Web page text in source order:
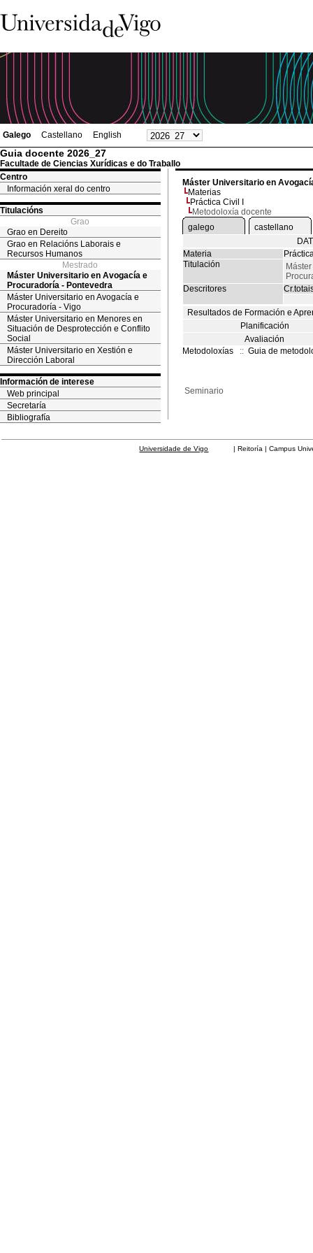
Galego Castellano English
Guia docente 2026_27
Facultade de Ciencias Xurídicas e do Traballo
Centro
Información xeral do centro
Titulacións
Grao
Grao en Dereito
Grao en Relacións Laborais e
Recursos Humanos
Mestrado
Máster Universitario en Avogacía e
Procuradoría - Pontevedra
Máster Universitario en Avogacía e
Procuradoría - Vigo
Máster Universitario en Menores en
Situación de Desprotección e Conflito
Social
Máster Universitario en Xestión e
Dirección Laboral
Información de interese
Web principal
Secretaría
Bibliografía
Máster Universitario en
Materias
Práctica Civil I
Metodoloxía docente
galego
castellano
Materia
Titulación
Descritores
Resultados de Formación e
Planificación
Avaliación
Metodoloxías
:: Guia de
Seminario
Universidade de Vigo | Reitoría | Campus